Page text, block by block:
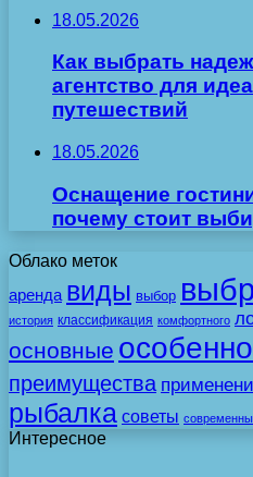
18.05.2026
Как выбрать
агентство для
путешествий
18.05.2026
Оснащение
почему стоит
Облако меток
аренда виды выбор
история классификация комфортного
основные
преимущества
рыбалка советы
Интересное